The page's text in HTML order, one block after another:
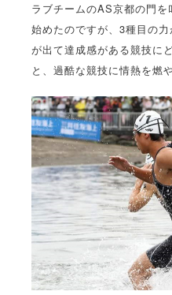
ラブチームのAS京都の門を
始めたのですが、3種目の
が出て達成感がある競技に
と、過酷な競技に情熱を燃